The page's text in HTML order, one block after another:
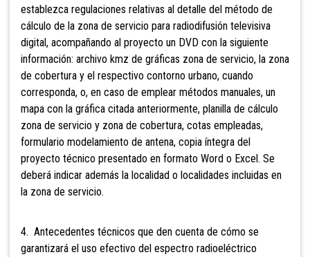
establezca regulaciones relativas al detalle del método de
cálculo de la zona de servicio para radiodifusión televisiva
digital, acompañando al proyecto un DVD con la siguiente
información: archivo kmz de gráficas zona de servicio, la zona
de cobertura y el respectivo contorno urbano, cuando
corresponda, o, en caso de emplear métodos manuales, un
mapa con la gráfica citada anteriormente, planilla de cálculo
zona de servicio y zona de cobertura, cotas empleadas,
formulario modelamiento de antena, copia íntegra del
proyecto técnico presentado en formato Word o Excel. Se
deberá indicar además la localidad o localidades incluidas en
la zona de servicio.
4. Antecedentes técnicos que den cuenta de cómo se
garantizará el uso efectivo del espectro radioeléctrico